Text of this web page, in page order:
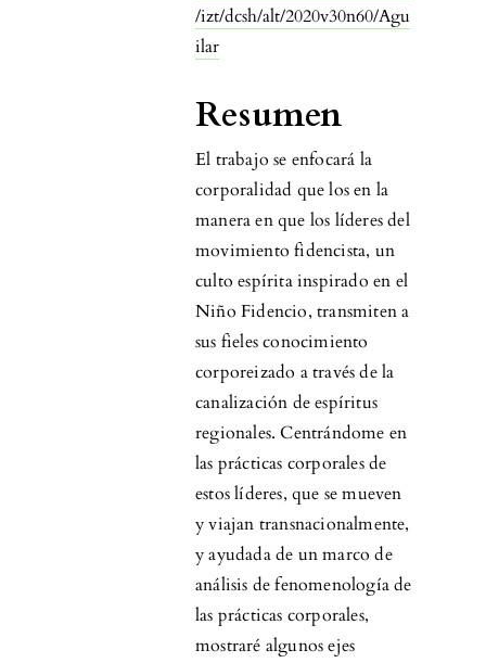
/izt/dcsh/alt/2020v30n60/Agu
ilar
Resumen
El trabajo se enfocará la
corporalidad que los en la
manera en que los líderes del
movimiento fidencista, un
culto espírita inspirado en el
Niño Fidencio, transmiten a
sus fieles conocimiento
corporeizado a través de la
canalización de espíritus
regionales. Centrándome en
las prácticas corporales de
estos líderes, que se mueven
y viajan transnacionalmente,
y ayudada de un marco de
análisis de fenomenología de
las prácticas corporales,
mostraré algunos ejes